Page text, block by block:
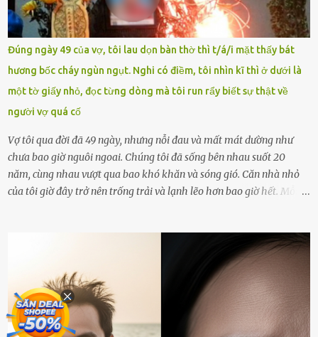
vòng nguyệt quế cuộc thi tháng 1, quý I, Đường lên đỉnh Olympia
năm thứ 24. Quá trình giáo dục, học sinh Chu Ngọc Quang Vinh đã
nhận thức được nội dung bài viết của bản thân trên mạng xã hội
ngày 1.9 là chưa phù hợp nên đã chủ động gỡ bài viết và đăng bài
xin lỗi trên trang Facebook cá nhân. Chu Ngọc Quang Vinh làm việc
với cơ quan chức năng. Ảnh: Đơn vị cung...
Đúng ngày 49 của vợ, tôi lau dọn bàn thờ thì t/á/i mặt thấy bát
hương bốc cháy ngùn ngụt. Nghi có điềm, tôi nhìn kĩ thì ở dưới là
một tờ giấy nhỏ, đọc từng dòng mà tôi run rẩy biết sự thật về
người vợ quá cố
Vợ tôi qua đời đã 49 ngày, nhưng nỗi đau và mất mát dường như
chưa bao giờ nguôi ngoai. Chúng tôi đã sống bên nhau suốt 20
năm, cùng nhau vượt qua bao khó khăn và sóng gió. Căn nhà nhỏ
của tôi giờ đây trở nên trống trải và lạnh lẽo hơn bao giờ hết. Mỗi
rơi vào khoảng trống vô tận, chẳng còn muốn làm gì ngoài việc
ngồi lặng lẽ nhớ về cô ấy. Nhưng cuộc sống không cho phép tôi mãi
chìm đắm trong đau khổ. Họ hàng, bạn bè và những người thân
thiết đã đến bên, giúp tôi tổ chức tang lễ chu toàn. Và hôm nay là
ngày giỗ đầu tiên của vợ, 49 ngày sau khi cô ấy rời xa tôi mãi
mãi.Buổi sáng hôm đó, sau khi cúng cơm xong, tôi quyết định lên